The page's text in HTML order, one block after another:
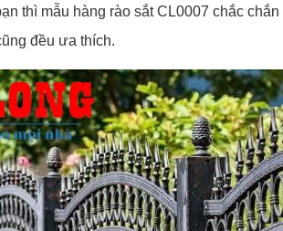
thì mẫu hàng rào sắt CL0007 chắc
đều ưa thích.